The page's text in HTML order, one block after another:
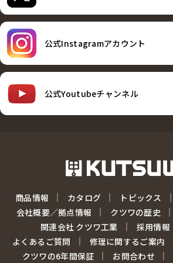
公式Instagramアカウント
公式Youtubeチャンネル
商品情報 カタログ トピックス
会社概要／拠点情報
クツワの歴史
関連会社 クツワ工業
採用情報
よくあるご質問
修理に関するご案内
クツワの6年間保証
お問合わせ